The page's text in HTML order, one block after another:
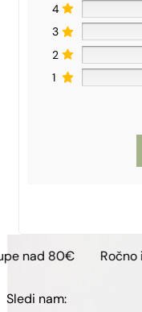
4
3
2
1
Ročno izdelano v
Sledi nam: